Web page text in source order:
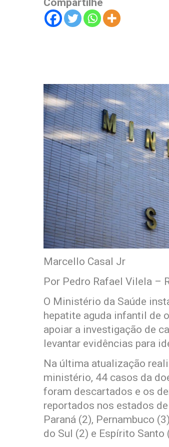
Compartilhe
Marcello Casal Jr
Por Pedro Rafael Vilela –
O Ministério da Saúde
hepatite aguda infantil de
apoiar a investigação de
levantar evidências para
Na última atualização
ministério, 44 casos da
foram descartados e os
reportados nos estados
Paraná (2), Pernambuco
do Sul (2) e Espírito Santo